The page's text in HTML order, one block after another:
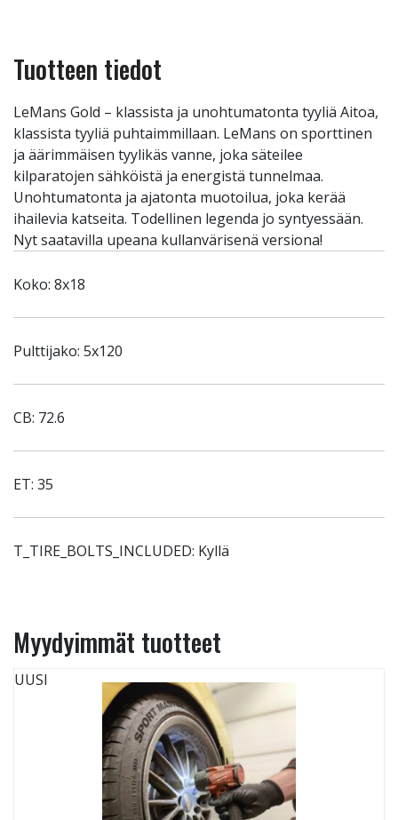
Tuotteen tiedot
LeMans Gold – klassista ja unohtumatonta tyyliä Aitoa,
klassista tyyliä puhtaimmillaan. LeMans on sporttinen
ja äärimmäisen tyylikäs vanne, joka säteilee
kilparatojen sähköistä ja energistä tunnelmaa.
Unohtumatonta ja ajatonta muotoilua, joka kerää
ihailevia katseita. Todellinen legenda jo syntyessään.
Nyt saatavilla upeana kullanvärisenä versiona!
Koko: 8x18
Pulttijako: 5x120
CB: 72.6
ET: 35
T_TIRE_BOLTS_INCLUDED: Kyllä
Myydyimmät tuotteet
UUSI